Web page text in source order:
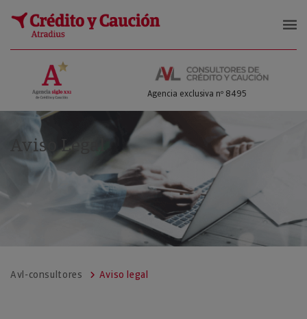
AVL Consultores
Agencia exclusiva nº 8495
Aviso Legal
Avl-consultores Aviso legal